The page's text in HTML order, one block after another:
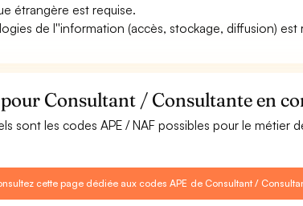
étrangère est requise.
de l''information (accès, stockage, diffusion) est
pour Consultant / Consultante en
sont les codes APE / NAF possibles pour le métier
cette page dédiée aux codes APE de Consultant /